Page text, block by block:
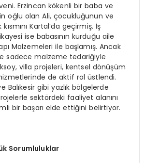
Erzincan kökenli bir baba ve
oğlu olan Ali, çocukluğunun ve
Kartal’da geçirmiş. İş
ise babasının kurduğu aile
Malzemeleri ile başlamış. Ancak
sadece malzeme tedariğiyle
villa projeleri, kentsel dönüşüm
de aktif rol üstlendi.
Balıkesir gibi yazlık bölgelerde
sektördeki faaliyet alanını
bir başarı elde ettiğini belirtiyor.
Sorumluluklar